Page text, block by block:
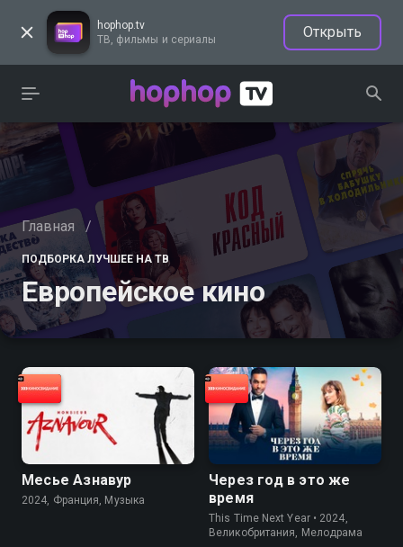
hophop.tv
ТВ, фильмы и сериалы
Открыть
Главная /
ПОДБОРКА ЛУЧШЕЕ НА ТВ
Европейское кино
Месье Азнавур
2024, Франция, Музыка
Через год в это же
время
This Time Next Year • 2024,
Великобритания, Мелодрама